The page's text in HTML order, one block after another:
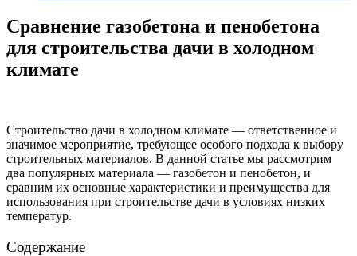
Сравнение газобетона и пенобетона
для строительства дачи в холодном
климате
Строительство дачи в холодном климате — ответственное и
значимое мероприятие, требующее особого подхода к выбору
строительных материалов. В данной статье мы рассмотрим
два популярных материала — газобетон и пенобетон, и
сравним их основные характеристики и преимущества для
использования при строительстве дачи в условиях низких
температур.
Содержание